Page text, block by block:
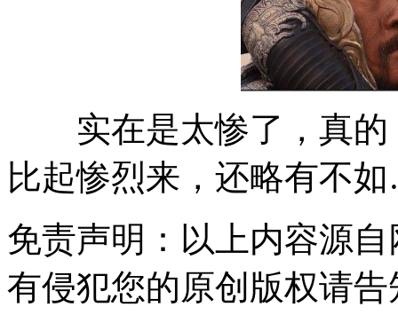
实在是太惨了，真的
比起惨烈来，还略有不
免责声明：以上内容源
有侵犯您的原创版权请